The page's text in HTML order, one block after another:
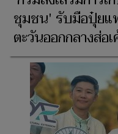
ชุมชน' รับมือปุ๋ยแ
ตะวันออกกลางส่อเ